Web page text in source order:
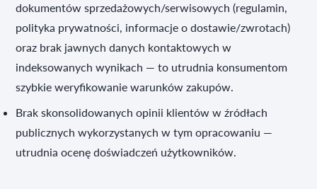
dokumentów sprzedażowych/serwisowych (regulamin,
polityka prywatności, informacje o dostawie/zwrotach)
oraz brak jawnych danych kontaktowych w
indeksowanych wynikach — to utrudnia konsumentom
szybkie weryfikowanie warunków zakupów.
Brak skonsolidowanych opinii klientów w źródłach
publicznych wykorzystanych w tym opracowaniu —
utrudnia ocenę doświadczeń użytkowników.